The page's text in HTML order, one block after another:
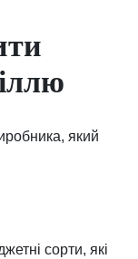
який
сорти, які